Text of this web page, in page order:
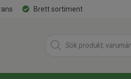
Brett sortiment
Products
search